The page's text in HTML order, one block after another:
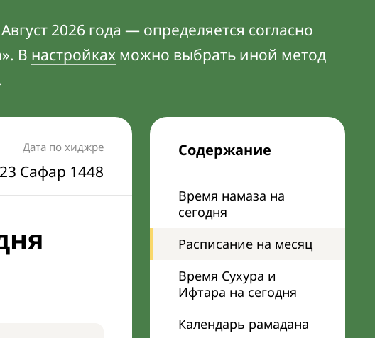
2026 года — определяется согласно
В настройках можно выбрать иной метод
Содержание
Время намаза на
сегодня
Расписание на месяц
Время Сухура и
Ифтара на сегодня
Календарь рамадана
Дата по хиджре
23 Сафар 1448